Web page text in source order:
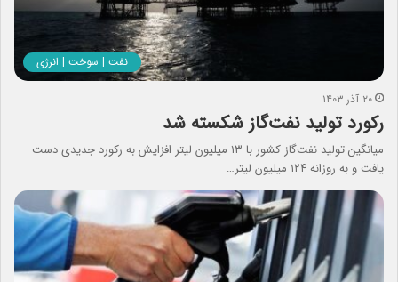
نفت | سوخت | انرژی
۲۰ آذر ۱۴۰۳
رکورد تولید نفت‌گاز شکسته شد
میانگین تولید نفت‌گاز کشور با ۱۳ میلیون لیتر افزایش به رکورد جدیدی دست
یافت و به روزانه ۱۲۴ میلیون لیتر…